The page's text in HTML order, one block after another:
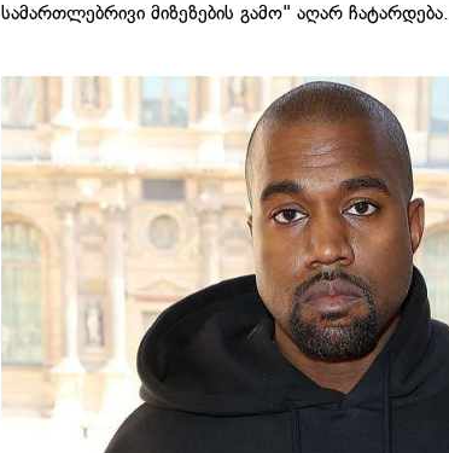
სამართლებრივი მიზეზების გამო" აღარ ჩატარდება.